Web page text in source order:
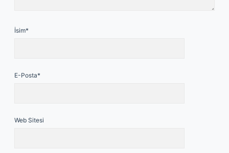
İsim*
E-Posta*
Web Sitesi